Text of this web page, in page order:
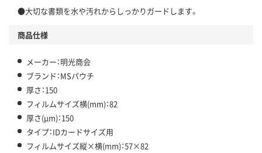
●大切な書類を水や汚れからしっかりガードします。
商品仕様
メーカー：明光商会
ブランド：MSパウチ
厚さ：150
フィルムサイズ横(mm)：82
厚さ(μm)：150
タイプ：IDカードサイズ用
フィルムサイズ縦×横(mm)：57×82